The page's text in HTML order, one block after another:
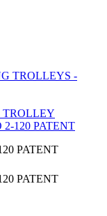
TROLLEYS -
TROLLEY
120 PATENT